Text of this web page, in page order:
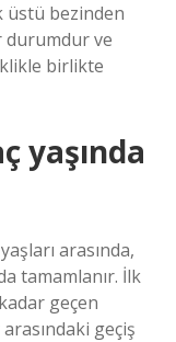
üstü bezinden
durumdur ve
birlikte
yaşında
arasında,
tamamlanır. İlk
geçen
geçiş